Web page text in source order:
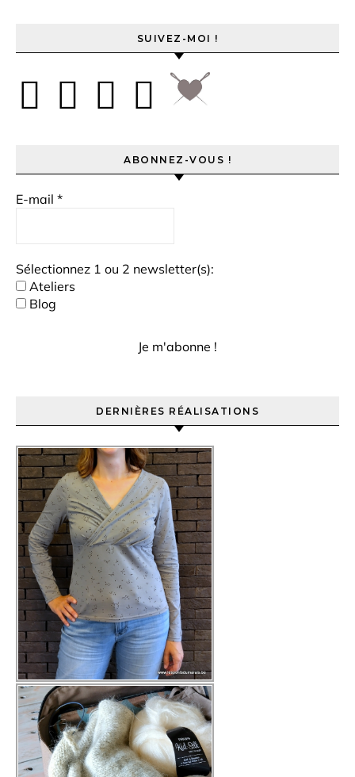
SUIVEZ-MOI !
ABONNEZ-VOUS !
E-mail *
Sélectionnez 1 ou 2 newsletter(s):
Ateliers
Blog
DERNIÈRES RÉALISATIONS